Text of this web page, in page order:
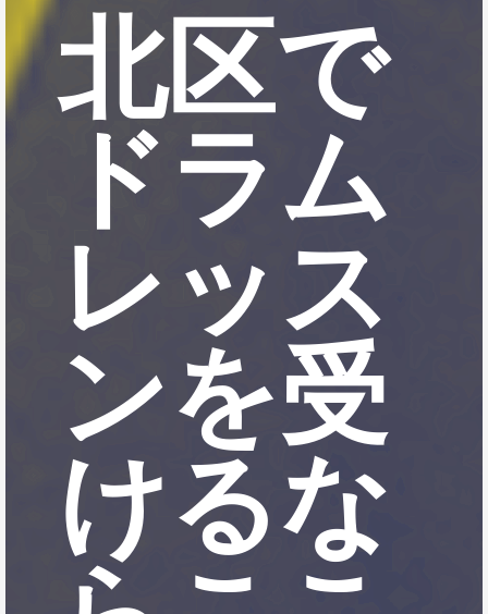
北区で
ドラム
レッス
ンを受
けるな